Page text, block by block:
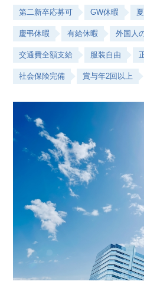
第二新卒応募可 GW休暇
慶弔休暇 有給休暇 外国人
交通費全額支給 服装自由
社会保険完備 賞与年2回以上